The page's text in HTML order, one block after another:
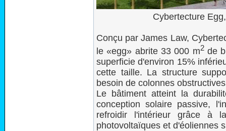
Cybertecture
Conçu par James Law,
le «egg» abrite 33 000 m2de
superficie d'environ 15%
cette taille. La structure
besoin de colonnes
Le bâtiment atteint la
conception solaire passive,
refroidir l'intérieur grâce à
photovoltaïques et d'éoliennes